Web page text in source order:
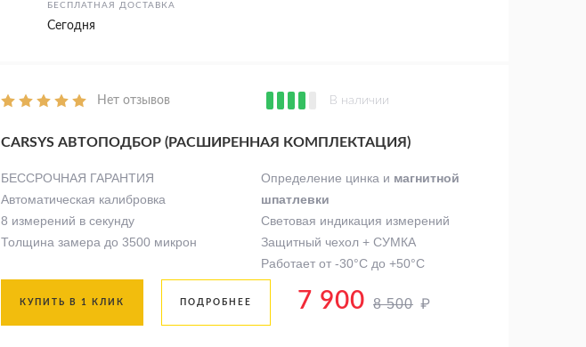
БЕСПЛАТНАЯ ДОСТАВКА
Сегодня
В наличии
Нет отзывов
CARSYS АВТОПОДБОР (РАСШИРЕННАЯ КОМПЛЕКТАЦИЯ)
БЕССРОЧНАЯ ГАРАНТИЯ
Автоматическая калибровка
8 измерений в секунду
Толщина замера до 3500 микрон
Определение цинка и магнитной
шпатлевки
Световая индикация измерений
Защитный чехол + СУМКА
Работает от -30°C до +50°C
7 900 8 500 ₽
КУПИТЬ В 1 КЛИК ПОДРОБНЕЕ